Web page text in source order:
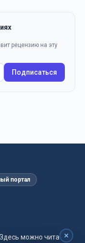
рецензию на эту
Подписаться
портал
можно читать